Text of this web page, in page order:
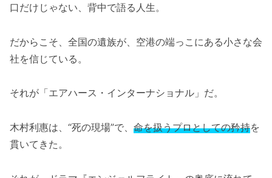
口だけじゃない、背中で語る人生。
だからこそ、全国の遺族が、空港の端っこにある小さな会
社を信じている。
それが「エアハース・インターナショナル」だ。
木村利惠は、“死の現場”で、 命を扱うプロとしての矜持を
貫いてきた。